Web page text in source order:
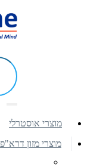
מוצרי אוסטרלי
מוצרי מזון דרא"פ